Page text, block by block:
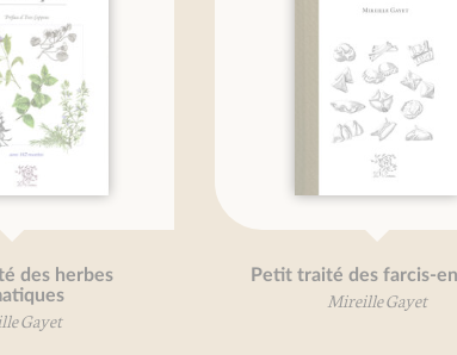
Petit traité des farcis-en-pâte
Mireille Gayet